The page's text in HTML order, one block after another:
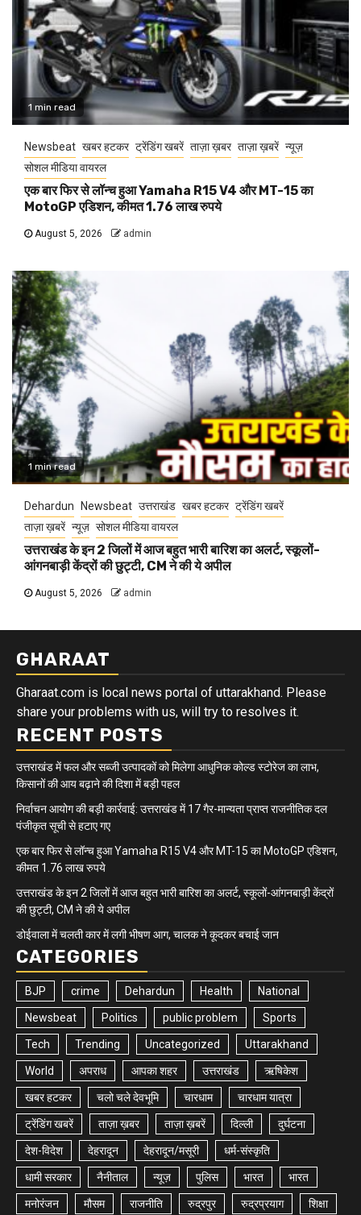
1 min read
Newsbeat खबर हटकर ट्रेंडिंग खबरें ताज़ा ख़बर ताज़ा ख़बरें न्यूज़
सोशल मीडिया वायरल
एक बार फिर से लॉन्च हुआ Yamaha R15 V4 और MT-15 का
MotoGP एडिशन, कीमत 1.76 लाख रुपये
August 5, 2026 admin
1 min read
Dehardun Newsbeat उत्तराखंड खबर हटकर ट्रेंडिंग खबरें
ताज़ा ख़बरें न्यूज़ सोशल मीडिया वायरल
उत्तराखंड के इन 2 जिलों में आज बहुत भारी बारिश का अलर्ट, स्कूलों-
आंगनबाड़ी केंद्रों की छुट्टी, CM ने की ये अपील
August 5, 2026 admin
GHARAAT
Gharaat.com is local news portal of uttarakhand. Please
share your problems with us, will try to resolves it.
RECENT POSTS
उत्तराखंड में फल और सब्जी उत्पादकों को मिलेगा आधुनिक कोल्ड स्टोरेज का लाभ,
किसानों की आय बढ़ाने की दिशा में बड़ी पहल
निर्वाचन आयोग की बड़ी कार्रवाई: उत्तराखंड में 17 गैर-मान्यता प्राप्त राजनीतिक दल
पंजीकृत सूची से हटाए गए
एक बार फिर से लॉन्च हुआ Yamaha R15 V4 और MT-15 का MotoGP एडिशन,
कीमत 1.76 लाख रुपये
उत्तराखंड के इन 2 जिलों में आज बहुत भारी बारिश का अलर्ट, स्कूलों-आंगनबाड़ी केंद्रों
की छुट्टी, CM ने की ये अपील
डोईवाला में चलती कार में लगी भीषण आग, चालक ने कूदकर बचाई जान
CATEGORIES
BJP crime Dehardun Health National
Newsbeat Politics public problem Sports
Tech Trending Uncategorized Uttarakhand
World अपराध आपका शहर उत्तराखंड ऋषिकेश
खबर हटकर चलो चले देवभूमि चारधाम चारधाम यात्रा
ट्रेंडिंग खबरें ताज़ा ख़बर ताज़ा ख़बरें दिल्ली दुर्घटना
देश-विदेश देहरादून देहरादून/मसूरी धर्म-संस्कृति
धामी सरकार नैनीताल न्यूज़ पुलिस भारत भारत
मनोरंजन मौसम राजनीति रुद्रपुर रुद्रप्रयाग शिक्षा